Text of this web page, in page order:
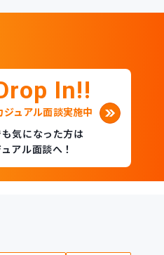
エントリー
In!!
ジュアル面談実施中
気になった方は
アル面談へ！